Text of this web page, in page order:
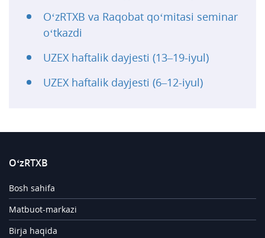
O‘zRTXB va Raqobat qo‘mitasi seminar
o‘tkazdi
UZEX haftalik dayjesti (13–19-iyul)
UZEX haftalik dayjesti (6–12-iyul)
O‘zRTXB
Bosh sahifa
Matbuot-markazi
Birja haqida